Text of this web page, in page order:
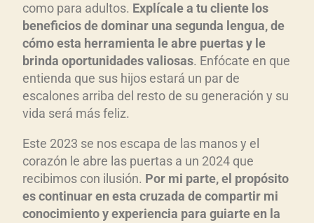
como para adultos. Explícale a tu cliente los
beneficios de dominar una segunda lengua, de
cómo esta herramienta le abre puertas y le
brinda oportunidades valiosas. Enfócate en que
entienda que sus hijos estará un par de
escalones arriba del resto de su generación y su
vida será más feliz.
Este 2023 se nos escapa de las manos y el
corazón le abre las puertas a un 2024 que
recibimos con ilusión. Por mi parte, el propósito
es continuar en esta cruzada de compartir mi
conocimiento y experiencia para guiarte en la